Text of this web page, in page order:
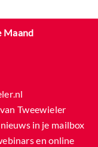
Maand
Tweewieler​
in je mailbox​
en online